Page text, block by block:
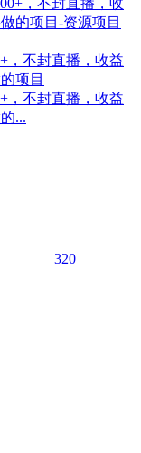
，不封直播，收益
项目
，不封直播，收益
...
320